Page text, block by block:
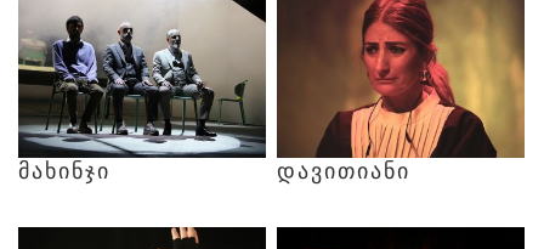
ᲛᲐᲮᲘᲜᲯᲘ ᲓᲐᲕᲘᲗᲘᲐᲜᲘ